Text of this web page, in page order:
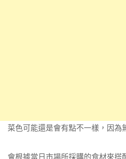
菜色可能還是會有點不一樣，因為
會根據當日市場所採購的食材來搭